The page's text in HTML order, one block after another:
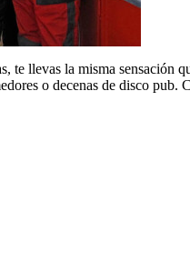
te llevas la misma sensación
o decenas de disco